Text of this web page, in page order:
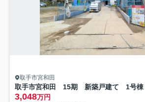
取手市宮和田
取手市宮和田 15期 新築戸建て 1号棟
3,048万円